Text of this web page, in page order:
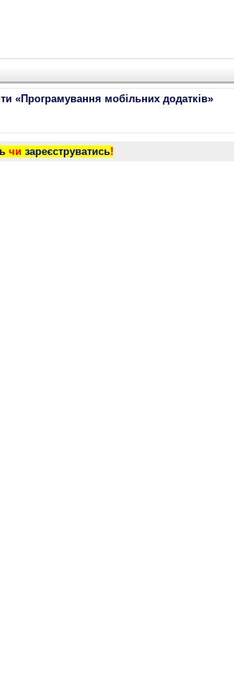
«Програмування мобільних додатків»
чи зареєструватись!